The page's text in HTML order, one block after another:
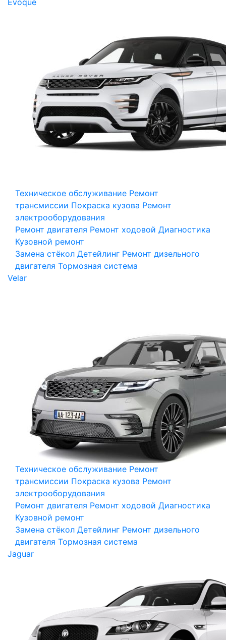
Evoque
Техническое обслуживание Ремонт
трансмиссии Покраска кузова Ремонт
электрооборудования
Ремонт двигателя Ремонт ходовой Диагностика
Кузовной ремонт
Замена стёкол Детейлинг Ремонт дизельного
двигателя Тормозная система
Velar
Техническое обслуживание Ремонт
трансмиссии Покраска кузова Ремонт
электрооборудования
Ремонт двигателя Ремонт ходовой Диагностика
Кузовной ремонт
Замена стёкол Детейлинг Ремонт дизельного
двигателя Тормозная система
Jaguar